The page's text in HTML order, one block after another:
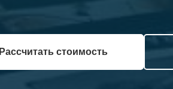
Рассчитать стоимость